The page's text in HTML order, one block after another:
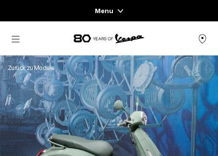
Menu
Home
FAHRZEUGE
READY TO WEAR & LIFESTYLE
ERFAHRUNGEN
CONCEPT STORE
Skip to content
Zurück zu Models